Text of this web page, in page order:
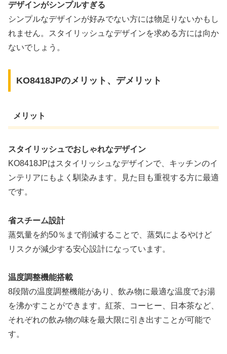
デザインがシンプルすぎる
シンプルなデザインが好みでない方には物足りないかもし
れません。スタイリッシュなデザインを求める方には向か
ないでしょう。
KO8418JPのメリット、デメリット
メリット
スタイリッシュでおしゃれなデザイン
KO8418JPはスタイリッシュなデザインで、キッチンのイ
ンテリアにもよく馴染みます。見た目も重視する方に最適
です。
省スチーム設計
蒸気量を約50％まで削減することで、蒸気によるやけど
リスクが減少する安心設計になっています。
温度調整機能搭載
8段階の温度調整機能があり、飲み物に最適な温度でお湯
を沸かすことができます。紅茶、コーヒー、日本茶など、
それぞれの飲み物の味を最大限に引き出すことが可能で
す。